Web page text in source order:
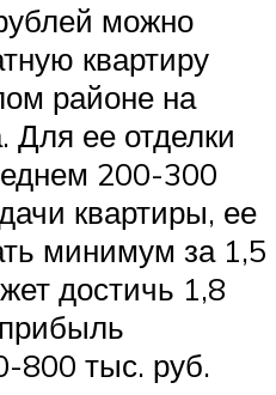
можно
квартиру
районе на
Для ее отделки
200-300
квартиры, ее
минимум за 1,5
достичь 1,8
800 тыс. руб.